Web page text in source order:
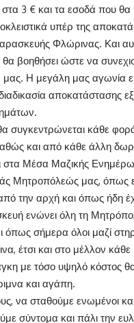
στα 3 € και τα εσοδά που
υπέρ της
Φλώρινας. Και
βοηθήσει ώστε να
Η μεγάλη μας αγωνία
αποκατάστασης
συγκεντρώνεται κάθε
και από κάθε άλλη
στα Μέσα Μαζικής
Μητροπόλεώς μας, όπως
την αρχή και όπως ήδη
ενώνει όλη τη
όπως σήμερα όλοι μαζί
έτσι και στο μέλλον
με τόσο υψηλό κόστος θα
και αγάπη.
να σταθούμε ενωμένοι
σύντομα και πάλι την